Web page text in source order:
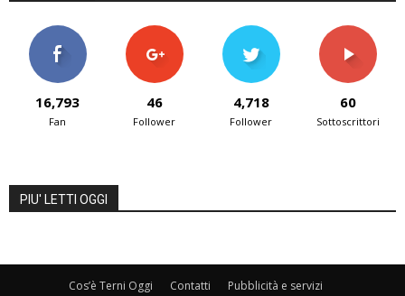
16,793
Fan
46
Follower
4,718
Follower
60
Sottoscrittori
PIU' LETTI OGGI
Cos’è Terni Oggi Contatti Pubblicità e servizi